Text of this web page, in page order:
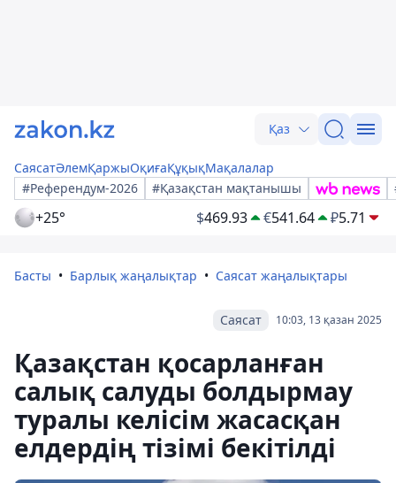
Қаз
СаясатӘлемҚаржыОқиғаҚұқықМақалалар
#Референдум-2026
#Қазақстан мақтанышы
+25° $469.93 €541.64 ₽5.71
Басты Барлық жаңалықтар Саясат жаңалықтары
10:03, 13 қазан 2025
Саясат
Қазақстан қосарланған
салық салуды болдырмау
туралы келісім жасасқан
елдердің тізімі бекітілді